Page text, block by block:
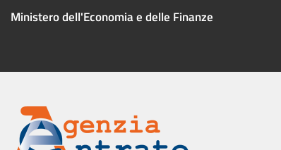
Ministero dell'Economia e delle Finanze
Menu
servizio